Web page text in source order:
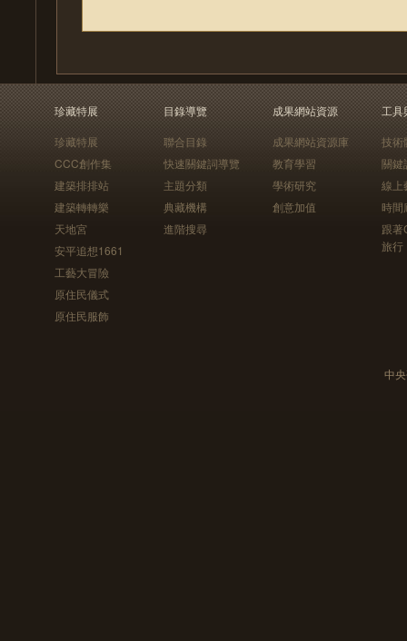
珍藏特展
珍藏特展
CCC創作集
建築排排站
建築轉轉樂
天地宮
安平追想1661
工藝大冒險
原住民儀式
原住民服飾
目錄導覽
聯合目錄
快速關鍵詞導覽
主題分類
典藏機構
進階搜尋
成果網站資源
成果網站資源庫
教育學習
學術研究
創意加值
工具
技術
關鍵
線上
時間
跟
旅行
中